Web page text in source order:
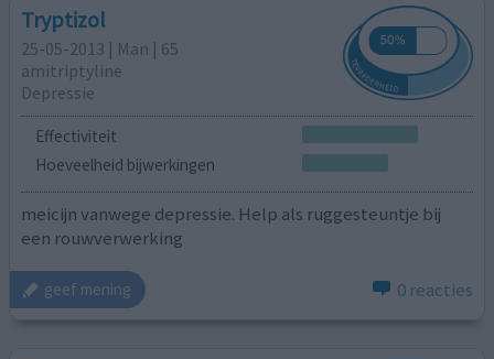
Tryptizol
25-05-2013 | Man | 65
amitriptyline
Depressie
Effectiviteit
Hoeveelheid bijwerkingen
meicijn vanwege depressie. Help als ruggesteuntje bij
een rouwverwerking
geef mening 0 reacties